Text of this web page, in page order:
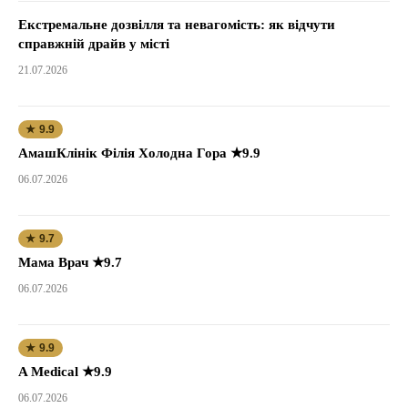
Екстремальне дозвілля та невагомість: як відчути
справжній драйв у місті
21.07.2026
★ 9.9
АмашКлінік Філія Холодна Гора ★9.9
06.07.2026
★ 9.7
Мама Врач ★9.7
06.07.2026
★ 9.9
A Medical ★9.9
06.07.2026